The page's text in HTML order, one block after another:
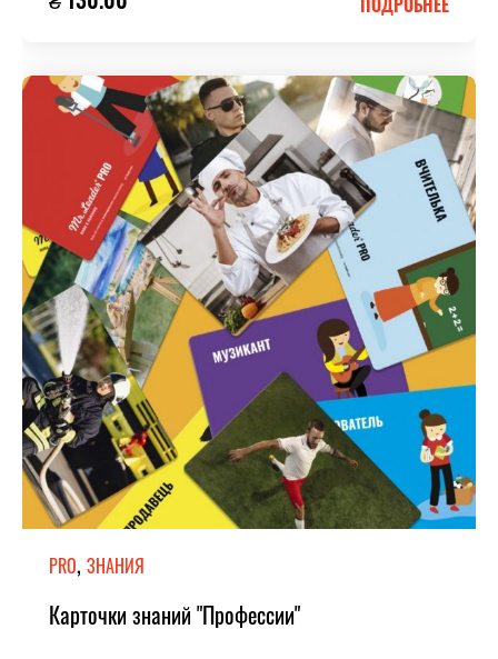
PRO, ЗНАНИЯ
Карточки знаний "Профессии"